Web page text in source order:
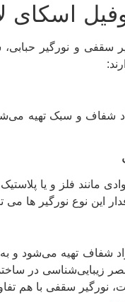
اسکای
سقفی و نورگیر
شفاف و سبک تهیه
مانند فلز و یا
این نوع نورگیر ها می
شفاف تهیه می‌شود و
زیبایی‌شناسی در
نورگیر سقفی با هم